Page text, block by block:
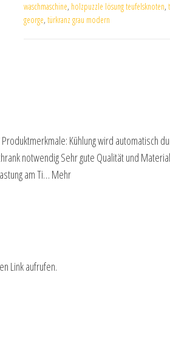
waschmaschine, holzpuzzle lösung teufelsknoten,
george, türkranz grau modern
Kühlung wird automatisch
notwendig Sehr gute Qualität und
am Ti… Mehr
Link aufrufen.